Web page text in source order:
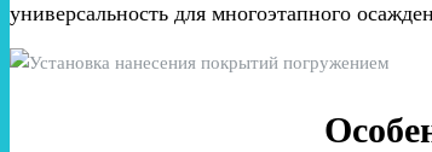
универсальность для многоэтапного